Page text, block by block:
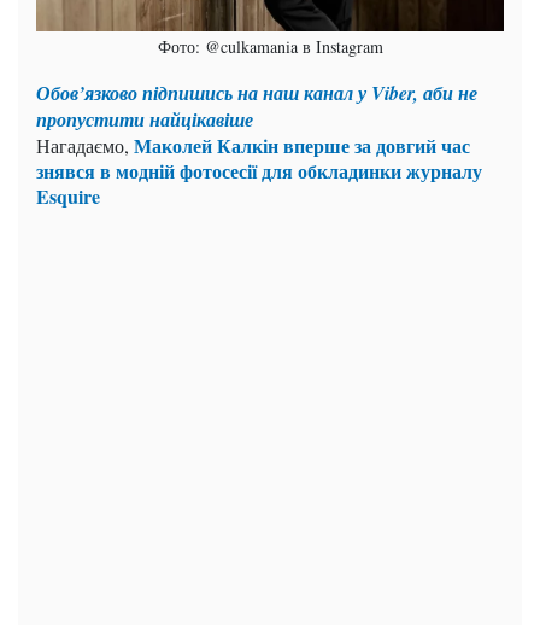
Фото: @culkamania в Instagram
Обов’язково підпишись на наш канал у Viber, аби не
пропустити найцікавіше
Нагадаємо, Маколей Калкін вперше за довгий час
знявся в модній фотосесії для обкладинки журналу
Esquire